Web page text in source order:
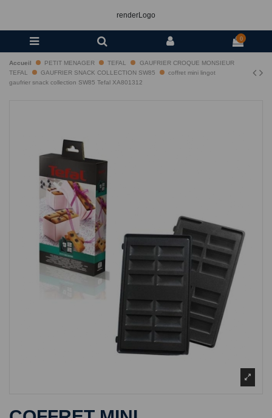
renderLogo
0
Accueil PETIT MENAGER TEFAL
GAUFRIER CROQUE MONSIEUR
TEFAL
GAUFRIER SNACK COLLECTION SW85
coffret mini lingot
gaufrier snack collection SW85 Tefal XA801312